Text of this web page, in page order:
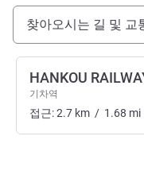
호텔 접근 및 교통
찾아오시는 길 및 교
HANKOU
기차역
접근:2.7 km / 1.68 mi